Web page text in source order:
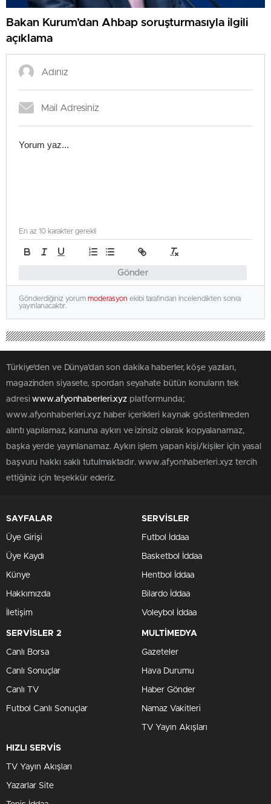
Bakan Kurum’dan Ahbap soruşturmasıyla ilgili
açıklama
Gönder
En az 10 karakter gerekli
Gönderdiğiniz yorum moderasyon ekibi tarafından incelendikten sonra
yayınlanacaktır.
Türkiye'den ve Dünya’dan son dakika haberler, köşe yazıları,
magazinden siyasete, spordan seyahate bütün konuların tek
adresiwww.afyonhaberleri.xyz platformunda;
www.afyonhaberleri.xyz haber içerikleri kaynak gösterilmeden
alıntı yapılamaz, kanuna aykırı ve izinsiz olarak kopyalanamaz,
başka yerde yayınlanamaz. Aykırı işlem yapan kişi/kişiler için yasal
başvuru hakkı saklı tutulmaktadır. www.afyonhaberleri.xyz tercih
ettiğiniz için teşekkür ederiz.
SAYFALAR
Üye Girişi
Üye Kaydı
Künye
Hakkımızda
İletişim
SERVİSLER
Futbol İddaa
Basketbol İddaa
Hentbol İddaa
Bilardo İddaa
Voleybol İddaa
SERVİSLER 2
Canlı Borsa
Canlı Sonuçlar
Canlı TV
Futbol Canlı Sonuçlar
MULTİMEDYA
Gazeteler
Hava Durumu
Haber Gönder
Namaz Vakitleri
TV Yayın Akışları
HIZLI SERVİS
TV Yayın Akışları
Yazarlar Site